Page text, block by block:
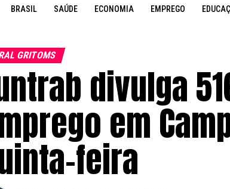
BRASIL SAÚDE ECONOMIA EMPREGO
GRITOMS
divulga
em
feira